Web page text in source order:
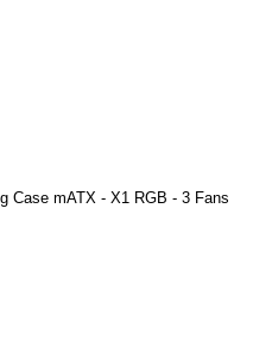
Case mATX - X1 RGB - 3 Fans